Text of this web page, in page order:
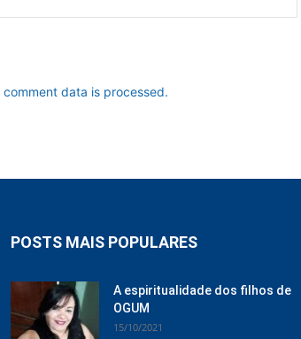
comment data is processed.
POSTS MAIS POPULARES
A espiritualidade dos filhos de
OGUM
15/10/2021